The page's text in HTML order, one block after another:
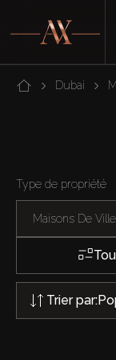
Dubai
Type de propriété
Maisons De Ville
Trier par: